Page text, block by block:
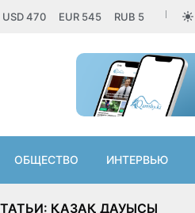
USD470 EUR 545 RUB 5
ОБЩЕСТВО ИНТЕРВЬЮ
ҚАЗАҚ ДАУЫСЫ